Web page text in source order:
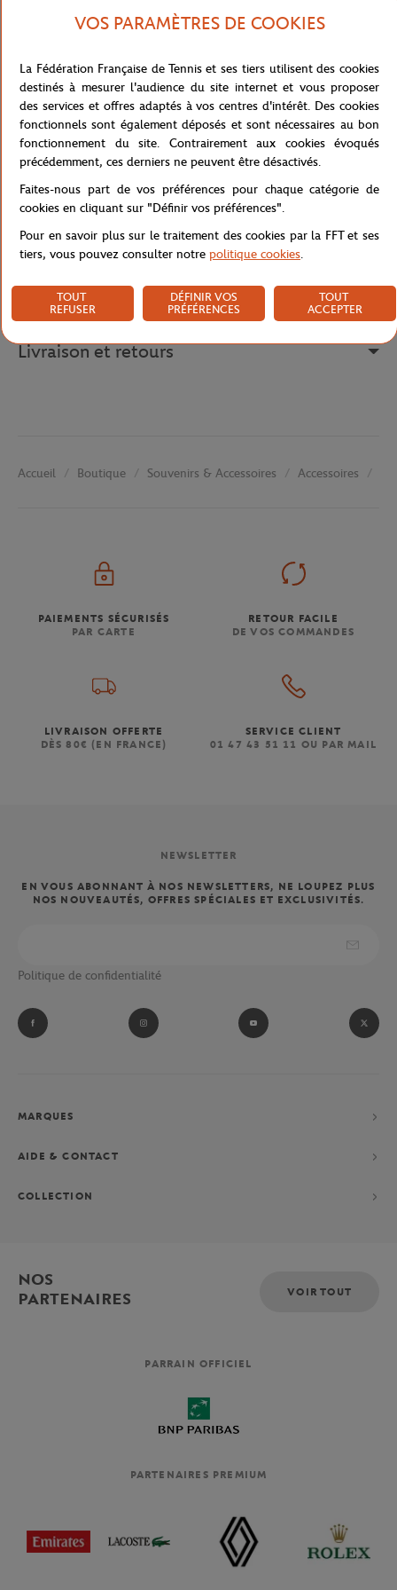
dans la garde-robe de tous les jours en sublimant votre look pour
Gourde éditée pour le tournoi Rolex Paris Masters 2023 d'une
capacité de 600ML. Elle est composée d'un bouchon à vis avec
crochet de suspension, logo sur le devant. Elégante et pratique,
elle est emblématique du tournoi et constitue un souvenir idéal.
Fabriquée dans une seule pièce d'aluminium, cette gourde offre
légèreté et durabilité et vous accompagnera partout.
Référence :6358.10-TU
Livraison et retours
Accueil Boutique Souvenirs & Accessoires Accessoires
PAIEMENTS SÉCURISÉS
PAR CARTE
RETOUR FACILE
DE VOS COMMANDES
LIVRAISON OFFERTE
DÈS 80€ (EN FRANCE)
SERVICE CLIENT
01 47 43 51 11 OU PAR MAIL
NEWSLETTER
EN VOUS ABONNANT À NOS NEWSLETTERS, NE LOUPEZ PLUS
NOS NOUVEAUTÉS, OFFRES SPÉCIALES ET EXCLUSIVITÉS.
Politique de confidentialité
MARQUES
AIDE & CONTACT
COLLECTION
NOS
PARTENAIRES
VOIR TOUT
PARRAIN OFFICIEL
PARTENAIRES PREMIUM
VOS PARAMÈTRES DE COOKIES
La Fédération Française de Tennis et ses tiers utilisent des cookies
destinés à mesurer l'audience du site internet et vous proposer
des services et offres adaptés à vos centres d'intérêt. Des cookies
fonctionnels sont également déposés et sont nécessaires au bon
fonctionnement du site. Contrairement aux cookies évoqués
précédemment, ces derniers ne peuvent être désactivés.
Faites-nous part de vos préférences pour chaque catégorie de
cookies en cliquant sur "Définir vos préférences".
Pour en savoir plus sur le traitement des cookies par la FFT et ses
tiers, vous pouvez consulter notre politique cookies.
TOUT
REFUSER
DÉFINIR VOS
PRÉFÉRENCES
TOUT
ACCEPTER